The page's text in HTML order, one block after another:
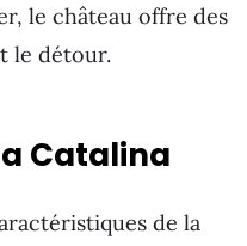
le château offre des
le détour.
Catalina
de la